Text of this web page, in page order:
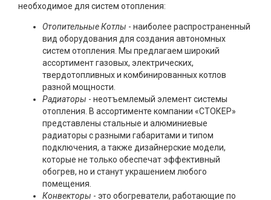
необходимое для систем отопления:
Отопительные Котлы - наиболее распространенный
вид оборудования для создания автономных
систем отопления. Мы предлагаем широкий
ассортимент газовых, электрических,
твердотопливных и комбинированных котлов
разной мощности.
Радиаторы - неотъемлемый элемент системы
отопления. В ассортименте компании «СТОКЕР»
представлены стальные и алюминиевые
радиаторы с разными габаритами и типом
подключения, а также дизайнерские модели,
которые не только обеспечат эффективный
обогрев, но и станут украшением любого
помещения.
Конвекторы - это обогреватели, работающие по